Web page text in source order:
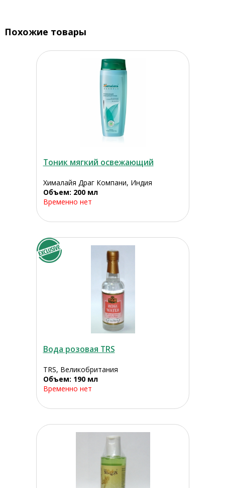
Похожие товары
Тоник мягкий освежающий
Хималайя Драг Компани, Индия
Объем: 200 мл
Временно нет
Вода розовая TRS
TRS, Великобритания
Объем: 190 мл
Временно нет